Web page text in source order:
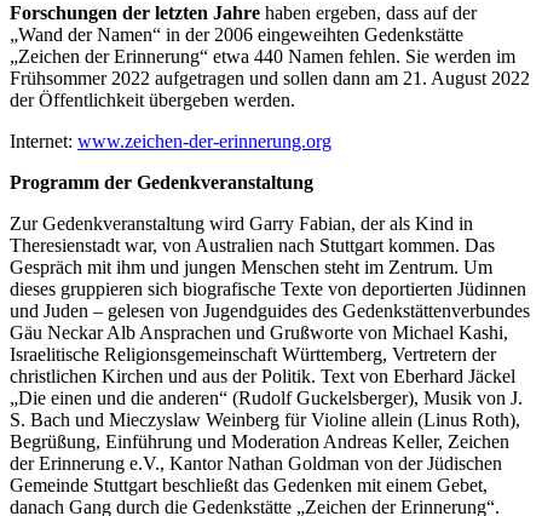
Forschungen der letzten Jahre haben ergeben, dass auf der
„Wand der Namen“ in der 2006 eingeweihten Gedenkstätte
„Zeichen der Erinnerung“ etwa 440 Namen fehlen. Sie werden im
Frühsommer 2022 aufgetragen und sollen dann am 21. August 2022
der Öffentlichkeit übergeben werden.
Internet: www.zeichen-der-erinnerung.org
Programm der Gedenkveranstaltung
Zur Gedenkveranstaltung wird Garry Fabian, der als Kind in
Theresienstadt war, von Australien nach Stuttgart kommen. Das
Gespräch mit ihm und jungen Menschen steht im Zentrum. Um
dieses gruppieren sich biografische Texte von deportierten Jüdinnen
und Juden – gelesen von Jugendguides des Gedenkstättenverbundes
Gäu Neckar Alb Ansprachen und Grußworte von Michael Kashi,
Israelitische Religionsgemeinschaft Württemberg, Vertretern der
christlichen Kirchen und aus der Politik. Text von Eberhard Jäckel
„Die einen und die anderen“ (Rudolf Guckelsberger), Musik von J.
S. Bach und Mieczyslaw Weinberg für Violine allein (Linus Roth),
Begrüßung, Einführung und Moderation Andreas Keller, Zeichen
der Erinnerung e.V., Kantor Nathan Goldman von der Jüdischen
Gemeinde Stuttgart beschließt das Gedenken mit einem Gebet,
danach Gang durch die Gedenkstätte „Zeichen der Erinnerung“.